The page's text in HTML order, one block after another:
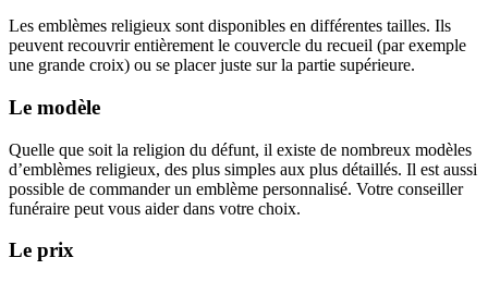
Les emblèmes religieux sont disponibles en différentes tailles. Ils
peuvent recouvrir entièrement le couvercle du recueil (par exemple
une grande croix) ou se placer juste sur la partie supérieure.
Le modèle
Quelle que soit la religion du défunt, il existe de nombreux modèles
d’emblèmes religieux, des plus simples aux plus détaillés. Il est aussi
possible de commander un emblème personnalisé. Votre conseiller
funéraire peut vous aider dans votre choix.
Le prix